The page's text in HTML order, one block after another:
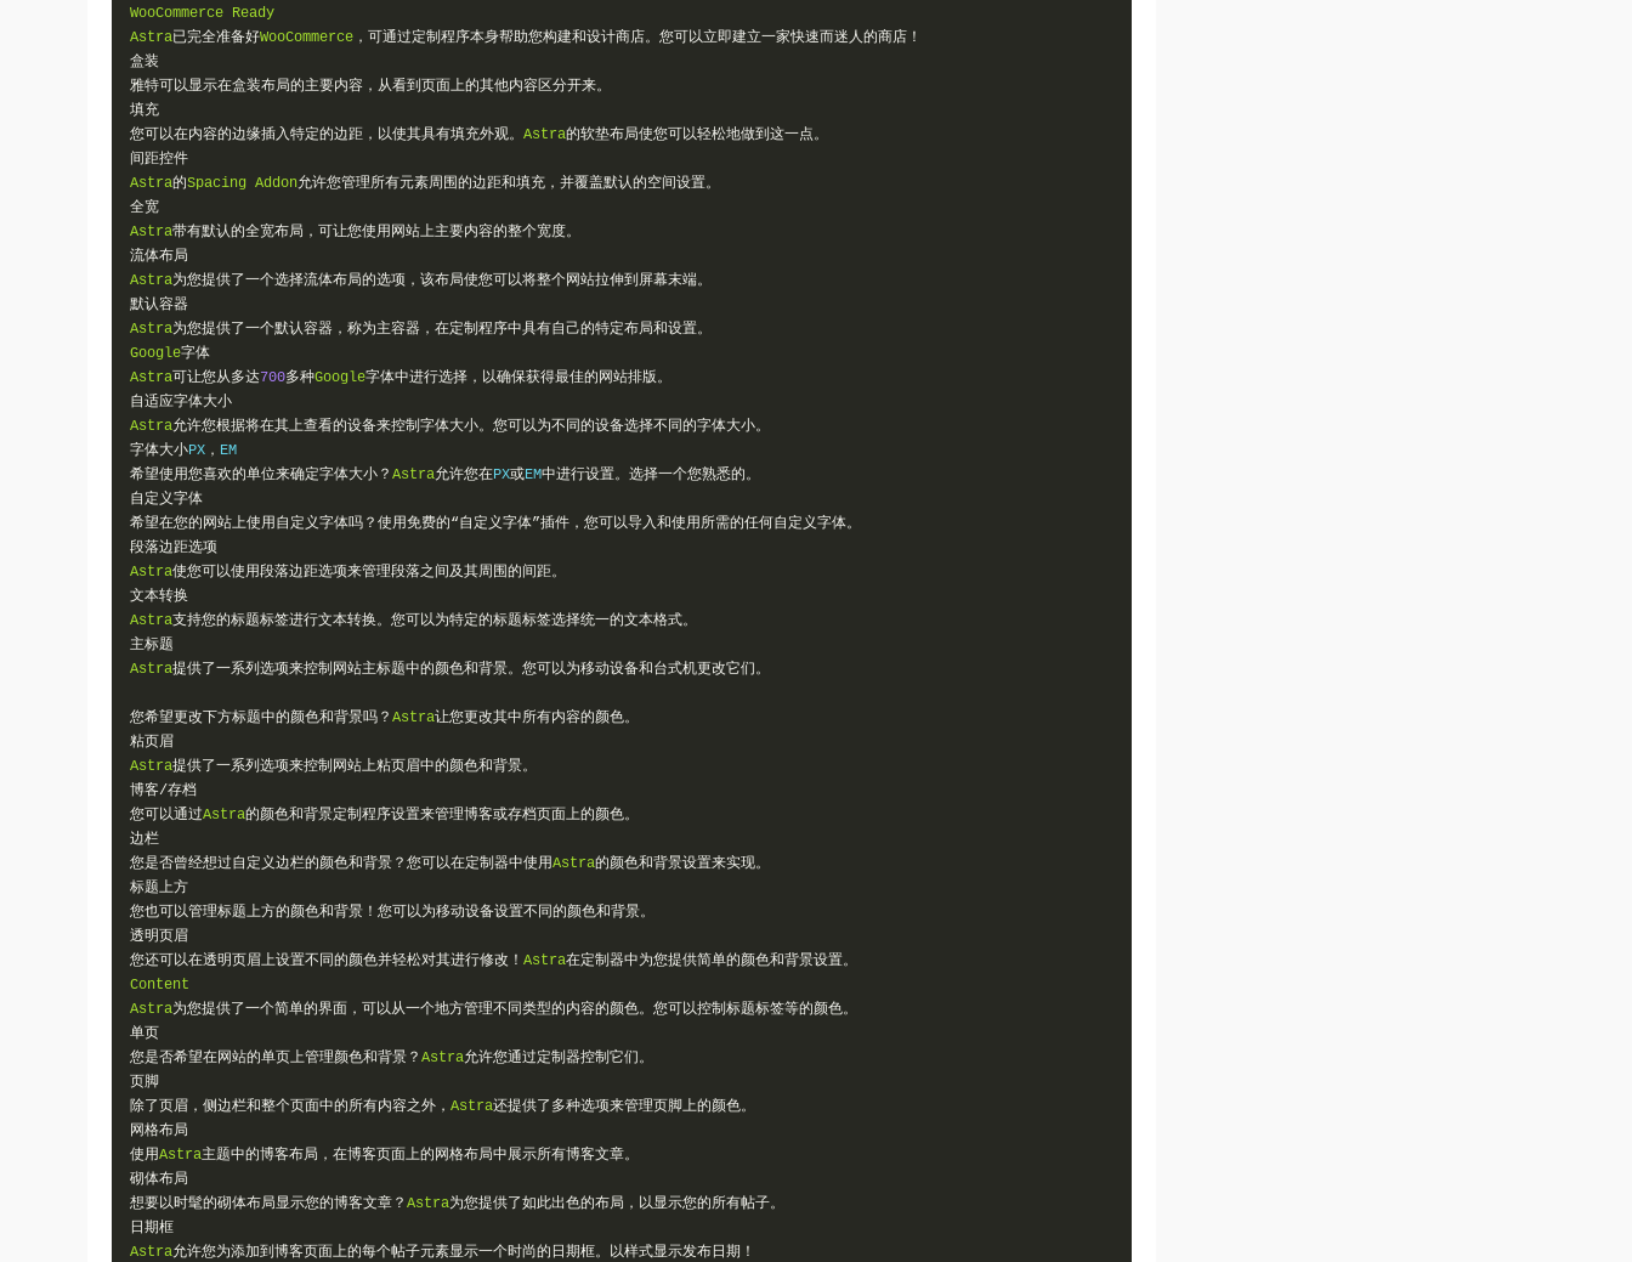
WooCommerce Ready
Astra已完全准备好WooCommerce ，可通过定制程序本身帮助您构建和设计商店。您可以立即建立一家快速而迷人的商店！
盒装
雅特可以显示在盒装布局的主要内容，从看到页面上的其他内容区分开来。
填充
您可以在内容的边缘插入特定的边距，以使其具有填充外观。 Astra的软垫布局使您可以轻松地做到这一点。
间距控件
Astra的Spacing Addon允许您管理所有元素周围的边距和填充，并覆盖默认的空间设置。
全宽
Astra带有默认的全宽布局，可让您使用网站上主要内容的整个宽度。
流体布局
Astra为您提供了一个选择流体布局的选项，该布局使您可以将整个网站拉伸到屏幕末端。
默认容器
Astra为您提供了一个默认容器，称为主容器，在定制程序中具有自己的特定布局和设置。
Google字体
Astra可让您从多达700多种Google字体中进行选择，以确保获得最佳的网站排版。
自适应字体大小
Astra允许您根据将在其上查看的设备来控制字体大小。您可以为不同的设备选择不同的字体大小。
字体大小PX ，
希望使用您喜欢的单位来确定字体大小？ Astra允许您在PX或EM中进行设置。选择一个您熟悉的。
自定义字体
希望在您的网站上使用自定义字体吗？使用免费的“自定义字体”插件，您可以导入和使用所需的任何自定义字体。
段落边距选项
Astra使您可以使用段落边距选项来管理段落之间及其周围的间距。
文本转换
Astra支持您的标题标签进行文本转换。您可以为特定的标题标签选择统一的文本格式。
主标题
Astra提供了一系列选项来控制网站主标题中的颜色和背景。您可以为移动设备和台式机更改它们。
您希望更改下方标题中的颜色和背景吗？ Astra让您更改其中所有内容的颜色。
粘页眉
Astra提供了一系列选项来控制网站上粘页眉中的颜色和背景。
博客/存档
您可以通过Astra的颜色和背景定制程序设置来管理博客或存档页面上的颜色。
边栏
您是否曾经想过自定义边栏的颜色和背景？您可以在定制器中使用Astra的颜色和背景设置来实现。
标题上方
您也可以管理标题上方的颜色和背景！您可以为移动设备设置不同的颜色和背景。
透明页眉
您还可以在透明页眉上设置不同的颜色并轻松对其进行修改！ Astra在定制器中为您提供简单的颜色和背景设置。
Content
Astra为您提供了一个简单的界面，可以从一个地方管理不同类型的内容的颜色。您可以控制标题标签等的颜色。
单页
您是否希望在网站的单页上管理颜色和背景？ Astra允许您通过定制器控制它们。
页脚
除了页眉，侧边栏和整个页面中的所有内容之外， Astra还提供了多种选项来管理页脚上的颜色。
网格布局
使用Astra主题中的博客布局，在博客页面上的网格布局中展示所有博客文章。
砌体布局
想要以时髦的砌体布局显示您的博客文章？ Astra为您提供了如此出色的布局，以显示您的所有帖子。
日期框
Astra允许您为添加到博客页面上的每个帖子元素显示一个时尚的日期框。以样式显示发布日期！